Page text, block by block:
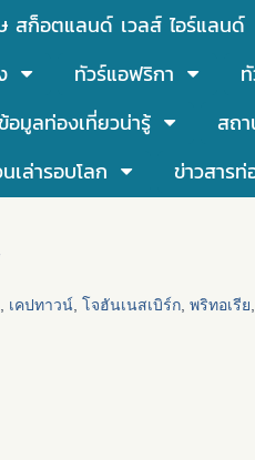
สก็อตแลนด์ เวลส์ ไอร์แลนด์
ทัวร์แอฟริกา
อมูลท่องเที่ยวน่ารู้ สถ
เล่ารอบโลก ข่าวสารท่
เคปทาวน์ โจฮันเนสเบิร์ก พริทอเรีย